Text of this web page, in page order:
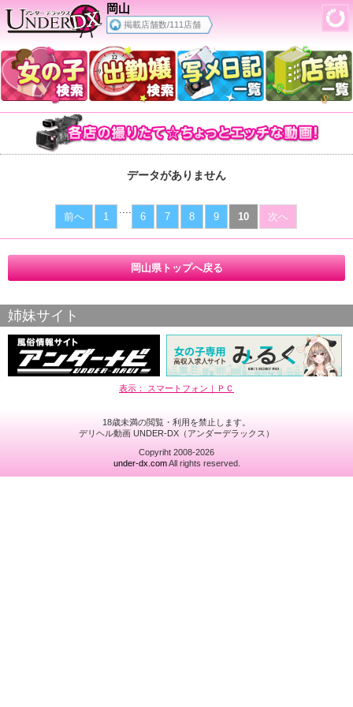
岡山
掲載店舗数/111店舗
データがありません
前へ 1 6 7 8 9 10 次へ
岡山県トップへ戻る
姉妹サイト
表示： スマートフォン｜ ＰＣ
18歳未満の閲覧・利用を禁止します。
デリヘル動画 UNDER-DX（アンダーデラックス）
Copyriht 2008-2026
under-dx.comAll rights reserved.